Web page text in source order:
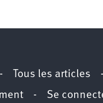
Tous les articles
- Se